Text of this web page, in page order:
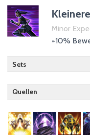
Minor
+10%
Sets
Quellen